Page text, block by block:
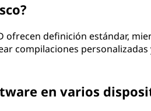
ofrecen definición estándar,
compilaciones personalizadas
en varios